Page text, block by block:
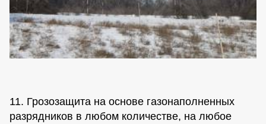
11. Грозозащита на основе газонаполненных
разрядников в любом количестве, на любое